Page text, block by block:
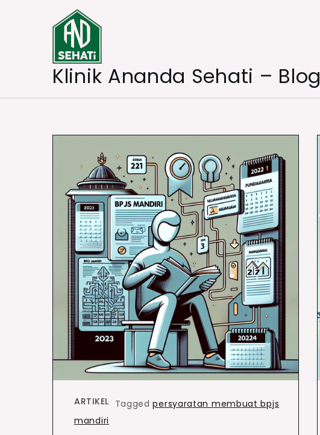
Klinik Ananda Sehati – Blog
ARTIKEL Taggedpersyaratan membuat bpjs
mandiri